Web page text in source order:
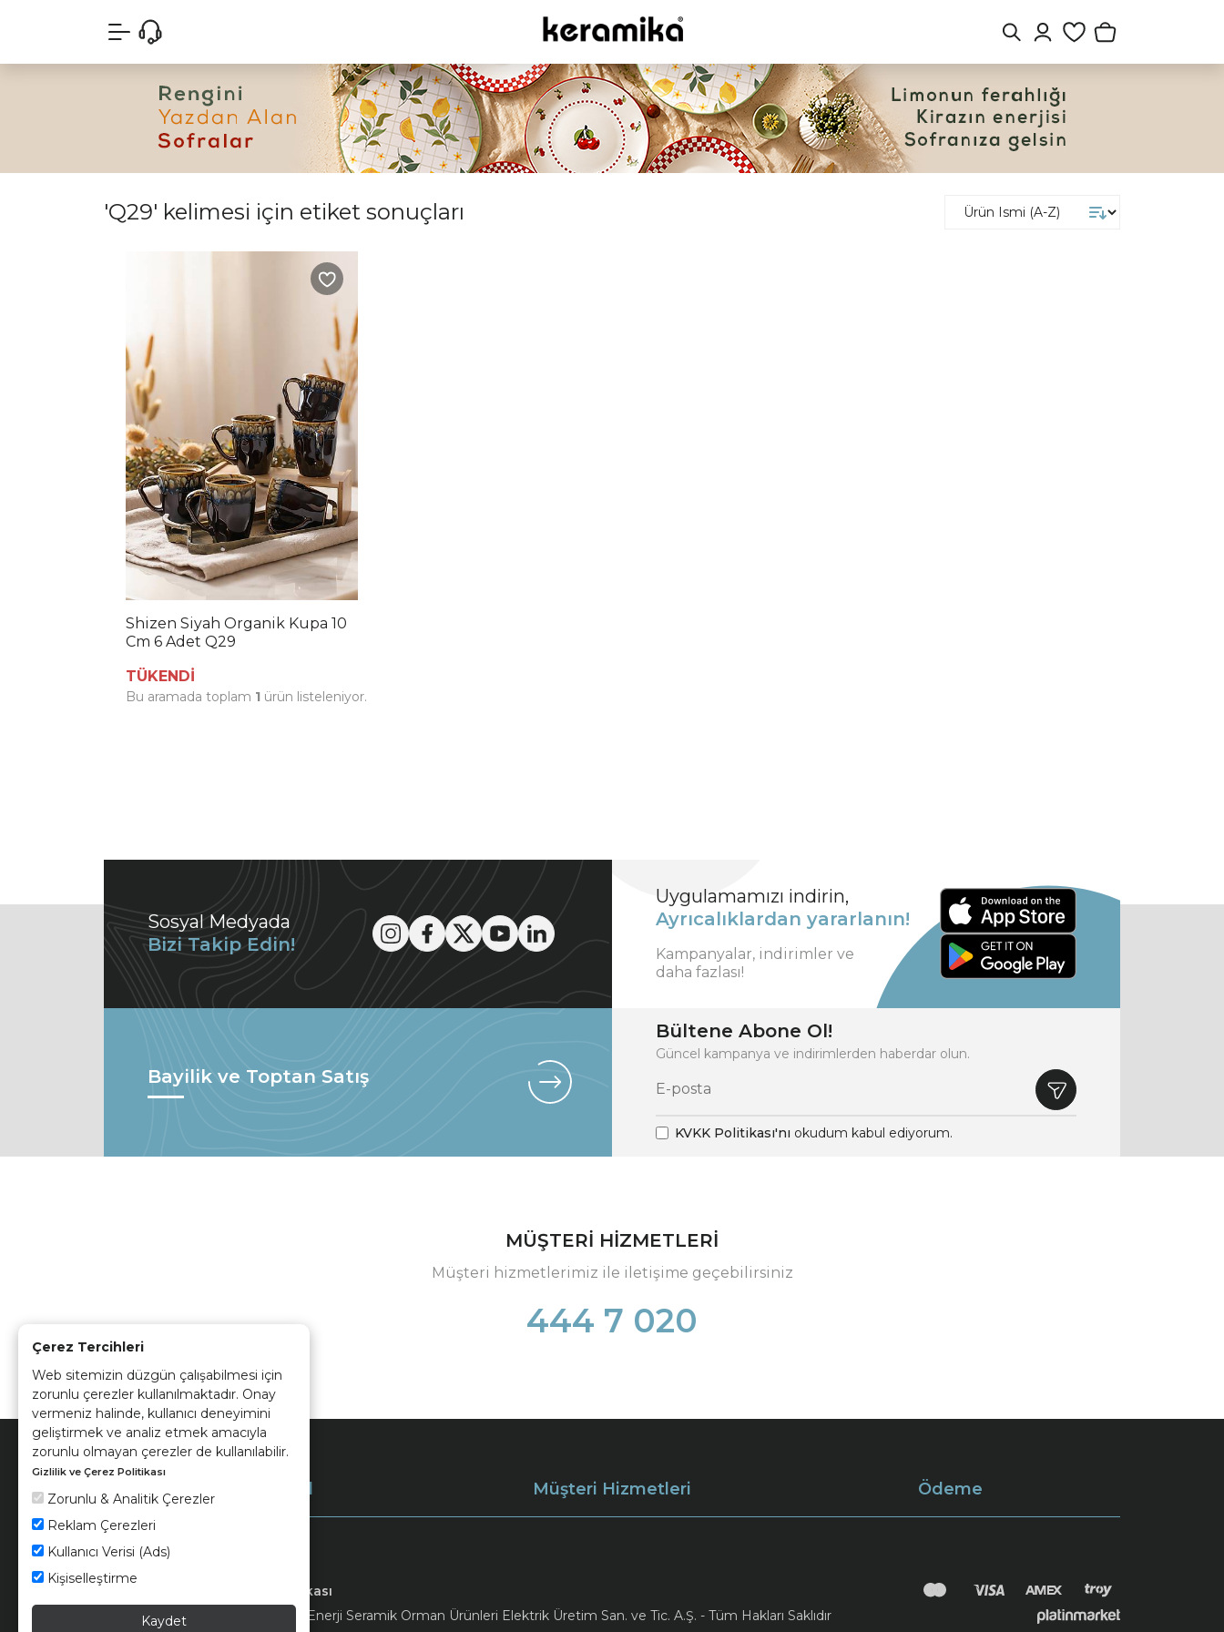
Çerez Tercihleri
Web sitemizin düzgün çalışabilmesi için
zorunlu çerezler kullanılmaktadır. Onay
vermeniz halinde, kullanıcı deneyimini
geliştirmek ve analiz etmek amacıyla
zorunlu olmayan çerezler de kullanılabilir.
Gizlilik ve Çerez Politikası
Zorunlu & Analitik Çerezler
Reklam Çerezleri
Kullanıcı Verisi (Ads)
Kişiselleştirme
Kaydet
'Q29' kelimesi için etiket sonuçları
Shizen Siyah Organik Kupa 10
Cm 6 Adet Q29
TÜKENDİ
Bu aramada toplam 1 ürün listeleniyor.
Sosyal Medyada
Bizi Takip Edin!
Uygulamamızı indirin,
Ayrıcalıklardan yararlanın!
Kampanyalar, indirimler ve
daha fazlası!
Bayilik ve Toptan Satış
Bültene Abone Ol!
Güncel kampanya ve indirimlerden haberdar olun.
KVKK Politikası'nı okudum kabul ediyorum.
MÜŞTERİ HİZMETLERİ
Müşteri hizmetlerimiz ile iletişime geçebilirsiniz
444 7 020
Müşteri Hizmetleri Ödeme
Kvkk ve Çerez Politikası
© 2026 Ünsa Madencilik Turizm Enerji Seramik Orman Ürünleri Elektrik Üretim San. ve Tic. A.Ş. - Tüm Hakları Saklıdır